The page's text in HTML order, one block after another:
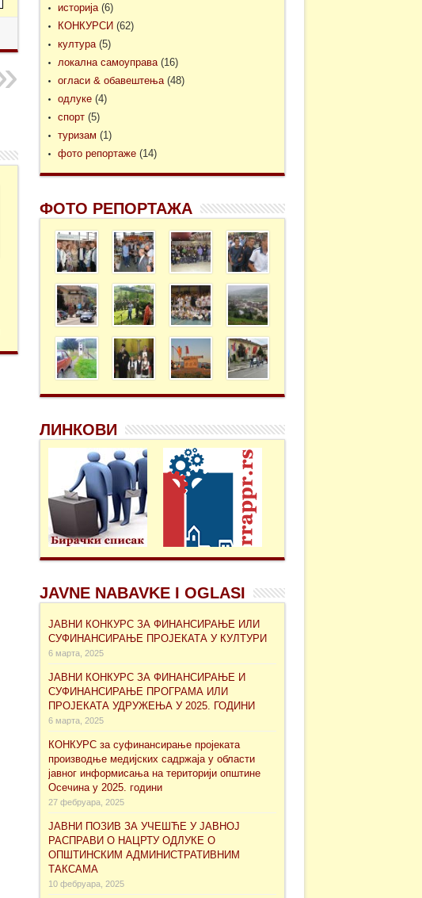
историја(6)
КОНКУРСИ (62)
култура(5)
локална самоуправа(16)
огласи & обавештења(48)
одлуке(4)
спорт(5)
туризам (1)
фото репортаже(14)
ФОТО РЕПОРТАЖА
ЛИНКОВИ
JAVNE NABAVKE I OGLASI
ЈАВНИ КОНКУРС ЗА ФИНАНСИРАЊЕ ИЛИ
СУФИНАНСИРАЊЕ ПРОЈЕКАТА У КУЛТУРИ
6 марта, 2025
ЈАВНИ КОНКУРС ЗА ФИНАНСИРАЊЕ И
СУФИНАНСИРАЊЕ ПРОГРАМА ИЛИ
ПРОЈЕКАТА УДРУЖЕЊА У 2025. ГОДИНИ
6 марта, 2025
КОНКУРС за суфинансирање проjеката
производње медијских садржаја у области
јавног информисања на територији општине
Осечина у 2025. години
27 фебруара, 2025
ЈАВНИ ПОЗИВ ЗА УЧЕШЋЕ У ЈАВНОЈ
РАСПРАВИ О НАЦРТУ ОДЛУКЕ О
ОПШТИНСКИМ АДМИНИСТРАТИВНИМ
ТАКСАМА
10 фебруара, 2025